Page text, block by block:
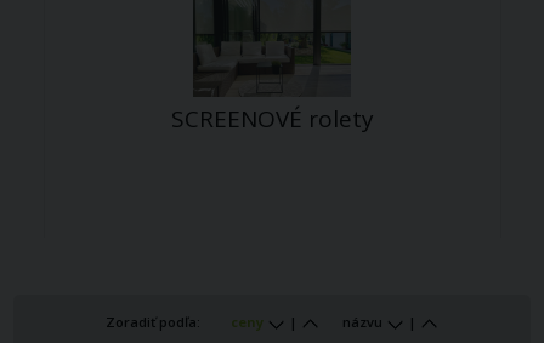
SCREENOVÉ rolety
Zoradiť podľa: ceny | názvu
|